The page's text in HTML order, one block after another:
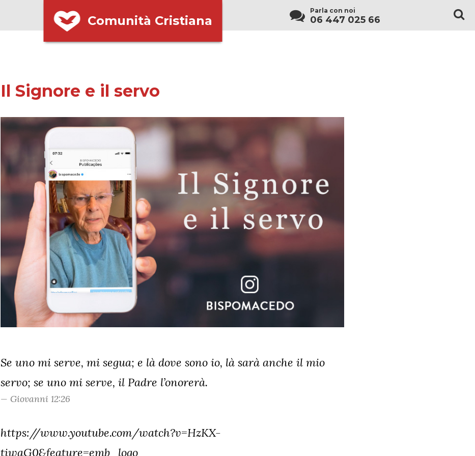
Comunità Cristiana
Parla con noi
06 447 025 66
Il Signore e il servo
Se uno mi serve, mi segua; e là dove sono io, là sarà anche il mio
servo; se uno mi serve, il Padre l’onorerà.
Giovanni 12:26
https://www.youtube.com/watch?v=HzKX-
tiwaG0&feature=emb_logo